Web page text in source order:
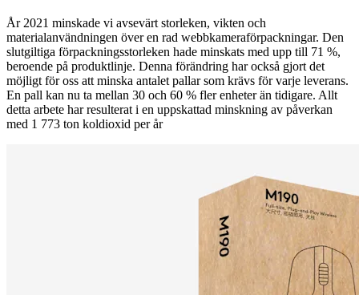
År 2021 minskade vi avsevärt storleken, vikten och
materialanvändningen över en rad webbkameraförpackningar. Den
slutgiltiga förpackningsstorleken hade minskats med upp till 71 %,
beroende på produktlinje. Denna förändring har också gjort det
möjligt för oss att minska antalet pallar som krävs för varje leverans.
En pall kan nu ta mellan 30 och 60 % fler enheter än tidigare. Allt
detta arbete har resulterat i en uppskattad minskning av påverkan
med 1 773 ton koldioxid per år